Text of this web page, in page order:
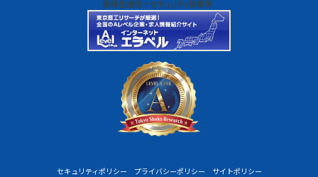
セキュリティポリシー プライバシーポリシー サイトポリシー